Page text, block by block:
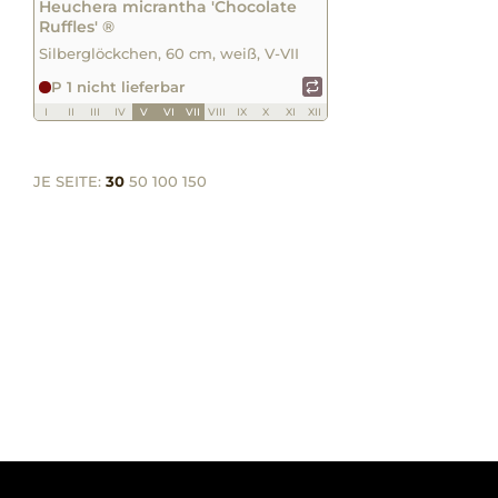
Heuchera micrantha 'Chocolate
Ruffles' ®
Silberglöckchen, 60 cm, weiß, V-VII
P 1 nicht lieferbar
I II III IV V VI VII VIII IX X XI XII
JE SEITE: 30 50 100 150